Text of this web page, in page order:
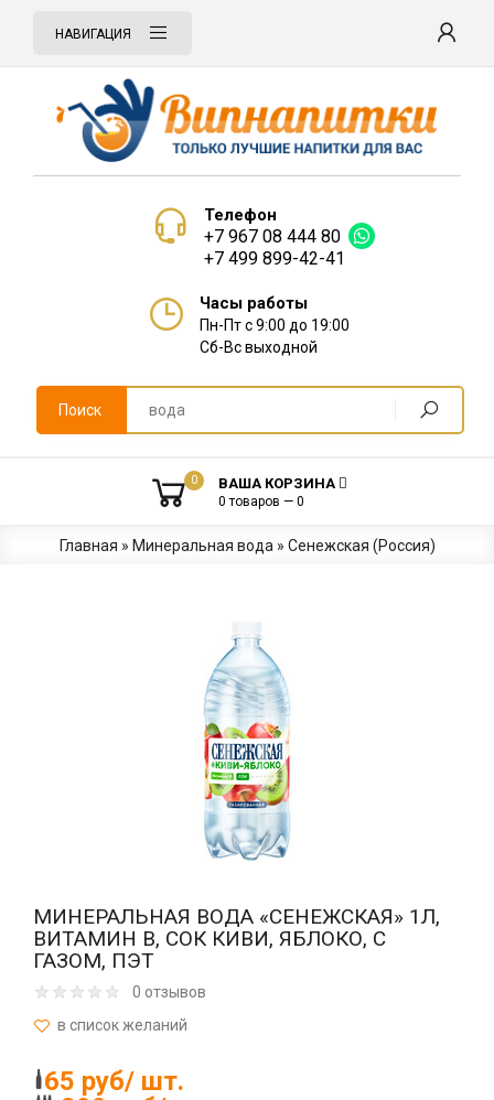
НАВИГАЦИЯ
Телефон
+7 967 08 444 80
+7 499 899-42-41
Часы работы
Пн-Пт с 9:00 до 19:00
Сб-Вс выходной
Поиск
0 ВАША КОРЗИНА
0 товаров — 0
Главная » Минеральная вода » Сенежская (Россия)
МИНЕРАЛЬНАЯ ВОДА «СЕНЕЖСКАЯ» 1Л,
ВИТАМИН B, СОК КИВИ, ЯБЛОКО, С
ГАЗОМ, ПЭТ
0 отзывов
65 руб/ шт.